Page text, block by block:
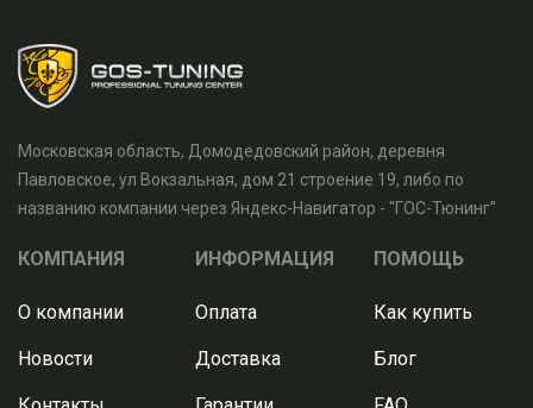
Московская область, Домодедовский район, деревня
Павловское, ул Вокзальная, дом 21 строение 19, либо по
названию компании через Яндекс-Навигатор - "ГОС-Тюнинг"
КОМПАНИЯ
О компании
Новости
ИНФОРМАЦИЯ
Оплата
Доставка
ПОМОЩЬ
Как купить
Блог